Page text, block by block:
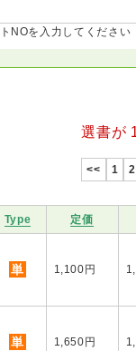
NOを入力してください
選書が
<< 1 2
Type 定価
単 1,100円
単 1,650円